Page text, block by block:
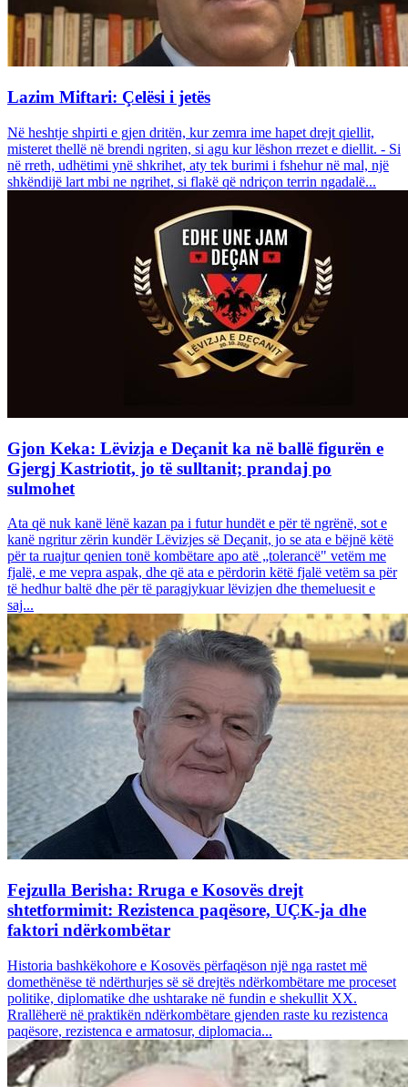
Lazim Miftari: Çelësi i jetës
Në heshtje shpirti e gjen dritën, kur zemra ime hapet drejt qiellit,
misteret thellë në brendi ngriten, si agu kur lëshon rrezet e diellit. - Si
në rreth, udhëtimi ynë shkrihet, aty tek burimi i fshehur në mal, një
shkëndijë lart mbi ne ngrihet, si flakë që ndriçon terrin ngadalë...
Gjon Keka: Lëvizja e Deçanit ka në ballë figurën e
Gjergj Kastriotit, jo të sulltanit; prandaj po
sulmohet
Ata që nuk kanë lënë kazan pa i futur hundët e për të ngrënë, sot e
kanë ngritur zërin kundër Lëvizjes së Deçanit, jo se ata e bëjnë këtë
për ta ruajtur qenien tonë kombëtare apo atë „tolerancë" vetëm me
fjalë, e me vepra aspak, dhe që ata e përdorin këtë fjalë vetëm sa për
të hedhur baltë dhe për të paragjykuar lëvizjen dhe themeluesit e
saj...
Fejzulla Berisha: Rruga e Kosovës drejt
shtetformimit: Rezistenca paqësore, UÇK-ja dhe
faktori ndërkombëtar
Historia bashkëkohore e Kosovës përfaqëson një nga rastet më
domethënëse të ndërthurjes së së drejtës ndërkombëtare me proceset
politike, diplomatike dhe ushtarake në fundin e shekullit XX.
Rrallëherë në praktikën ndërkombëtare gjenden raste ku rezistenca
paqësore, rezistenca e armatosur, diplomacia...